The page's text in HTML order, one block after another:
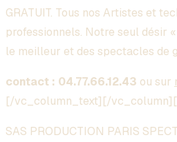
GRATUIT. Tous nos Artistes et
professionnels. Notre seul désir
le meilleur et des spectacles de
contact : 04.77.66.12.43 ou sur
[/vc_column_text][/
SAS PRODUCTION PARIS